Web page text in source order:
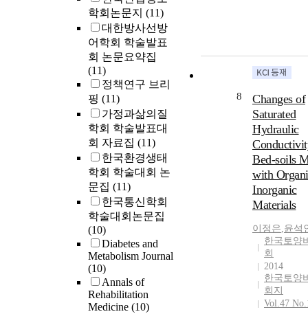
학회논문지 (11)
대한방사선방
어학회 학술발표
회 논문요약집
(11)
정책연구 브리
핑 (11)
가정과삶의질
학회 학술발표대
회 자료집 (11)
한국환경생태
학회 학술대회 논
문집 (11)
한국통신학회
학술대회논문집
(10)
Diabetes and
Metabolism Journal
(10)
Annals of
Rehabilitation
Medicine (10)
teaching
and
after AAC
education.
Conclusions:
study showed
positive effect
professional
in Vietnam,
limitation of
comparison
Suggestions
study are
compost
at a soil layer
8
Changes of
Saturated
Hydraulic
Bed-soils
with
Inorganic
Materials
이정은,윤석
한국토양
회
2014
한국토양
회지
Vol.47